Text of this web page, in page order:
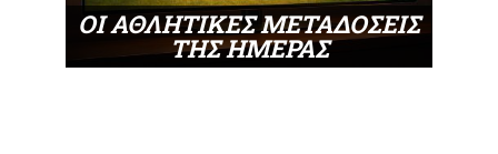
ΟΙ ΑΘΛΗΤΙΚΕΣ ΜΕΤΑΔΟΣΕΙΣ
ΤΗΣ ΗΜΕΡΑΣ